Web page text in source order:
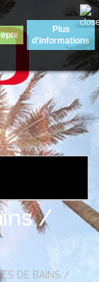
Plus
d'informations
/
DE BAINS /